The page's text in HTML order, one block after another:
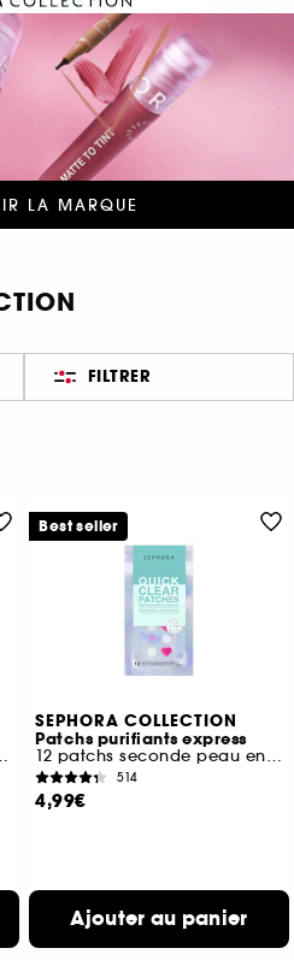
LA MARQUE
FILTRER
parfait
SEPHORA COLLECTION
Patchs purifiants express
12 patchs seconde peau en hydrocolloïde
514
4,99€
Ajouter au panier
Best seller